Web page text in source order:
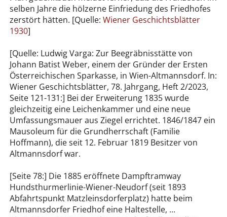
selben Jahre die hölzerne Einfriedung des Friedhofes
zerstört hätten. [Quelle: Wiener Geschichtsblätter
1930]
[Quelle: Ludwig Varga: Zur Beegräbnisstätte von
Johann Batist Weber, einem der Gründer der Ersten
Österreichischen Sparkasse, in Wien-Altmannsdorf. In:
Wiener Geschichtsblätter, 78. Jahrgang, Heft 2/2023,
Seite 121-131:] Bei der Erweiterung 1835 wurde
gleichzeitig eine Leichenkammer und eine neue
Umfassungsmauer aus Ziegel errichtet. 1846/1847 ein
Mausoleum für die Grundherrschaft (Familie
Hoffmann), die seit 12. Februar 1819 Besitzer von
Altmannsdorf war.
[Seite 78:] Die 1885 eröffnete Dampftramway
Hundsthurmerlinie-Wiener-Neudorf (seit 1893
Abfahrtspunkt Matzleinsdorferplatz) hatte beim
Altmannsdorfer Friedhof eine Haltestelle, ...